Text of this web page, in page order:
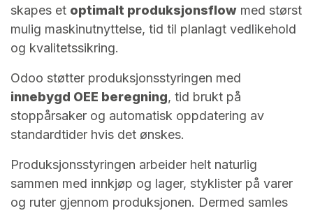
skapes et optimalt produksjonsflow med størst
mulig maskinutnyttelse, tid til planlagt vedlikehold
og kvalitetssikring.
Odoo støtter produksjonsstyringen med
innebygd OEE beregning, tid brukt på
stoppårsaker og automatisk oppdatering av
standardtider hvis det ønskes.
Produksjonsstyringen arbeider helt naturlig
sammen med innkjøp og lager, styklister på varer
og ruter gjennom produksjonen. Dermed samles